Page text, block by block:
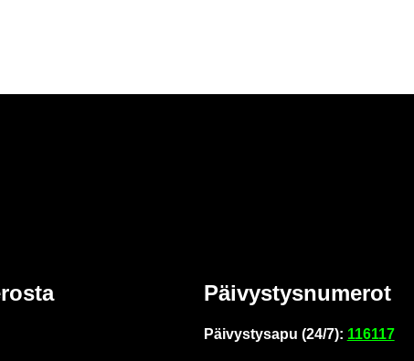
Päi­vys­tys­nu­me­rot
Päi­vys­tys­a­pu (24/7): 116117